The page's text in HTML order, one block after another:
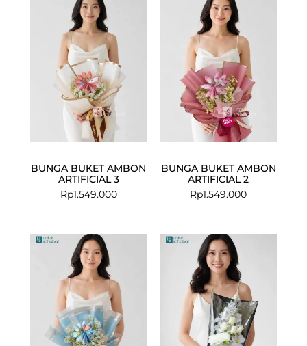
BUNGA BUKET AMBON
ARTIFICIAL 3
Rp1.549.000
BUNGA BUKET AMBON
ARTIFICIAL 2
Rp1.549.000